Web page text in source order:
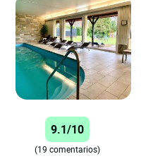
9.1/10
(19 comentarios)